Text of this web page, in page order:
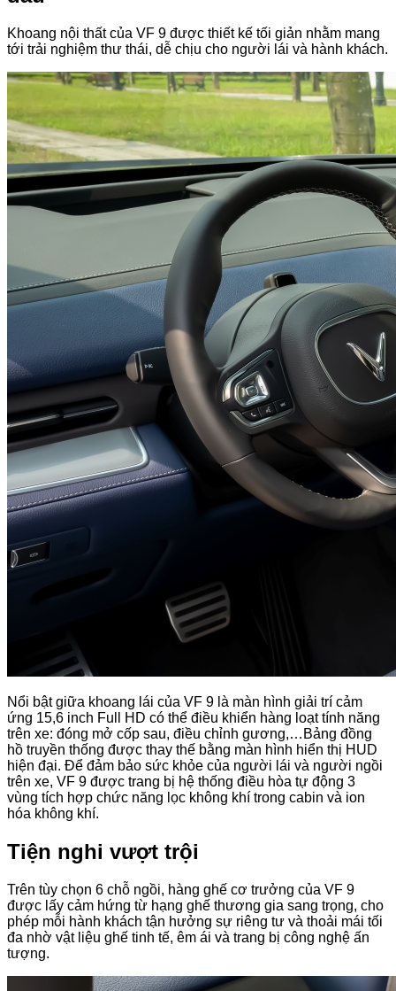
Khoang nội thất của VF 9 được thiết kế tối giản nhằm mang
tới trải nghiệm thư thái, dễ chịu cho người lái và hành khách.
Nổi bật giữa khoang lái của VF 9 là màn hình giải trí cảm
ứng 15,6 inch Full HD có thể điều khiển hàng loạt tính năng
trên xe: đóng mở cốp sau, điều chỉnh gương,…Bảng đồng
hồ truyền thống được thay thế bằng màn hình hiển thị HUD
hiện đại. Để đảm bảo sức khỏe của người lái và người ngồi
trên xe, VF 9 được trang bị hệ thống điều hòa tự động 3
vùng tích hợp chức năng lọc không khí trong cabin và ion
hóa không khí.
Tiện nghi vượt trội
Trên tùy chọn 6 chỗ ngồi, hàng ghế cơ trưởng của VF 9
được lấy cảm hứng từ hạng ghế thương gia sang trọng, cho
phép mỗi hành khách tận hưởng sự riêng tư và thoải mái tối
đa nhờ vật liệu ghế tinh tế, êm ái và trang bị công nghệ ấn
tượng.